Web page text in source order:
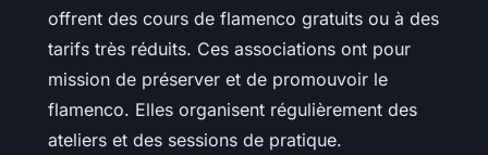
offrent des cours de flamenco gratuits ou à des
tarifs très réduits. Ces associations ont pour
mission de préserver et de promouvoir le
flamenco. Elles organisent régulièrement des
ateliers et des sessions de pratique.